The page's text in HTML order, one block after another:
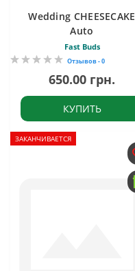
Wedding CHEESECAKE
Auto
Fast Buds
Отзывов - 0
650.00 грн.
КУПИТЬ
ЗАКАНЧИВАЕТСЯ